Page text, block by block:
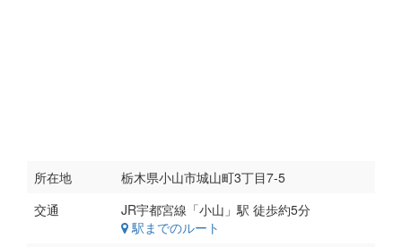
所在地
栃木県小山市城山町3丁目7-5
交通
駅までのルート